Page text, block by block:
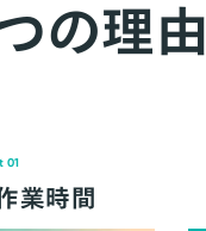
の理由
01
業時間